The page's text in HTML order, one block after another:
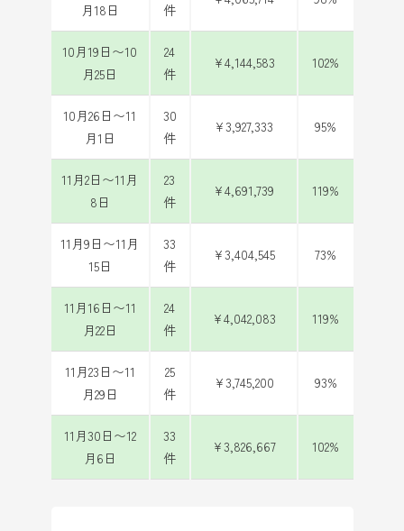
月18日 件
10月19日〜10
月25日
24
件
¥4,144,583 102%
10月26日〜11
月1日
30
件
¥3,927,333 95%
11月2日〜11月
8日
23
件
¥4,691,739 119%
11月9日〜11月
15日
33
件
¥3,404,545 73%
11月16日〜11
月22日
24
件
¥4,042,083 119%
11月23日〜11
月29日
25
件
¥3,745,200 93%
11月30日〜12
月6日
33
件
¥3,826,667 102%